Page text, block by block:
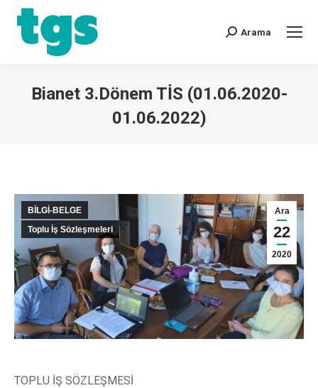
Arama
Bianet 3.Dönem TİS (01.06.2020-
01.06.2022)
Ara
22
2020
BİLGİ-BELGE
Toplu İş Sözleşmeleri
TOPLU İŞ SÖZLEŞMESİ